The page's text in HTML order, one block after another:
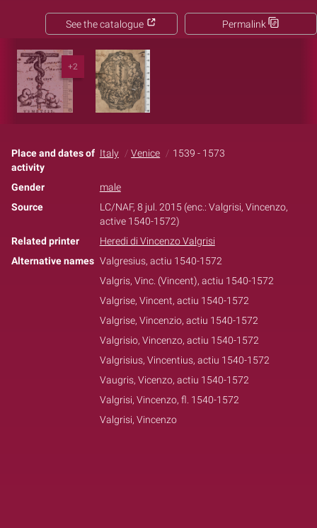
Permalink
See the catalogue
+2
Place and dates of
activity
Italy Venice 1539 - 1573
Gender
male
Source
LC/NAF, 8 jul. 2015 (enc.: Valgrisi, Vincenzo,
active 1540-1572)
Related printer
Heredi di Vincenzo Valgrisi
Alternative names Valgresius, actiu 1540-1572
Valgris, Vinc. (Vincent), actiu 1540-1572
Valgrise, Vincent, actiu 1540-1572
Valgrise, Vincenzio, actiu 1540-1572
Valgrisio, Vincenzo, actiu 1540-1572
Valgrisius, Vincentius, actiu 1540-1572
Vaugris, Vicenzo, actiu 1540-1572
Valgrisi, Vincenzo, fl. 1540-1572
Valgrisi, Vincenzo